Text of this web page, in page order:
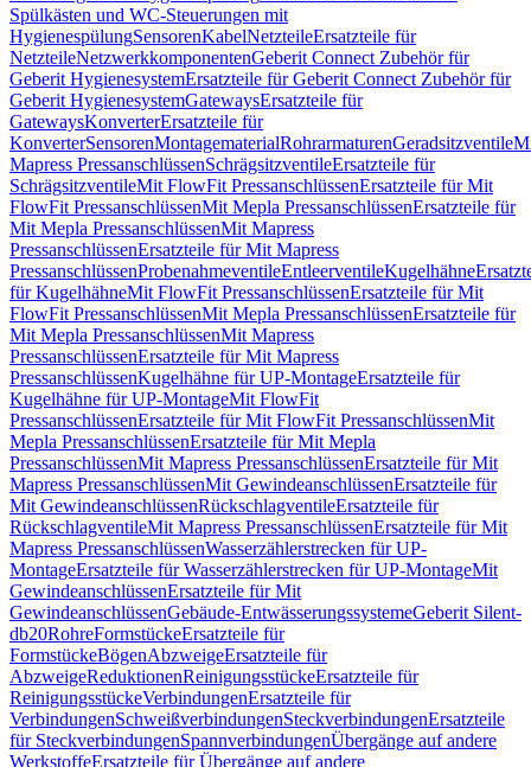
Spülkästen und WC-Steuerungen mit
HygienespülungSensorenKabelNetzteileErsatzteile für
NetzteileNetzwerkkomponentenGeberit Connect Zubehör für
Geberit HygienesystemErsatzteile für Geberit Connect Zubehör für
Geberit HygienesystemGatewaysErsatzteile für
GatewaysKonverterErsatzteile für
KonverterSensorenMontagematerialRohrarmaturenGeradsitzventile
Mapress PressanschlüssenSchrägsitzventileErsatzteile für
SchrägsitzventileMit FlowFit PressanschlüssenErsatzteile für Mit
FlowFit PressanschlüssenMit Mepla PressanschlüssenErsatzteile für
Mit Mepla PressanschlüssenMit Mapress
PressanschlüssenErsatzteile für Mit Mapress
PressanschlüssenProbenahmeventileEntleerventileKugelhähne
für KugelhähneMit FlowFit PressanschlüssenErsatzteile für Mit
FlowFit PressanschlüssenMit Mepla PressanschlüssenErsatzteile für
Mit Mepla PressanschlüssenMit Mapress
PressanschlüssenErsatzteile für Mit Mapress
PressanschlüssenKugelhähne für UP-MontageErsatzteile für
Kugelhähne für UP-MontageMit FlowFit
PressanschlüssenErsatzteile für Mit FlowFit PressanschlüssenMit
Mepla PressanschlüssenErsatzteile für Mit Mepla
PressanschlüssenMit Mapress PressanschlüssenErsatzteile für Mit
Mapress PressanschlüssenMit GewindeanschlüssenErsatzteile für
Mit GewindeanschlüssenRückschlagventileErsatzteile für
RückschlagventileMit Mapress PressanschlüssenErsatzteile für Mit
Mapress PressanschlüssenWasserzählerstrecken für UP-
MontageErsatzteile für Wasserzählerstrecken für UP-MontageMit
GewindeanschlüssenErsatzteile für Mit
GewindeanschlüssenGebäude-EntwässerungssystemeGeberit Silent-
db20RohreFormstückeErsatzteile für
FormstückeBögenAbzweigeErsatzteile für
AbzweigeReduktionenReinigungsstückeErsatzteile für
ReinigungsstückeVerbindungenErsatzteile für
VerbindungenSchweißverbindungenSteckverbindungenErsatzteile
für SteckverbindungenSpannverbindungenÜbergänge auf andere
WerkstoffeErsatzteile für Übergänge auf andere